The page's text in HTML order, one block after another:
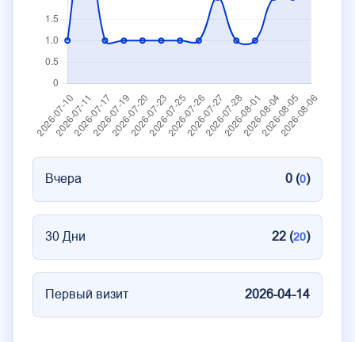
Вчера 0 (0)
30 Дни 22 (20)
Первый визит 2026-04-14